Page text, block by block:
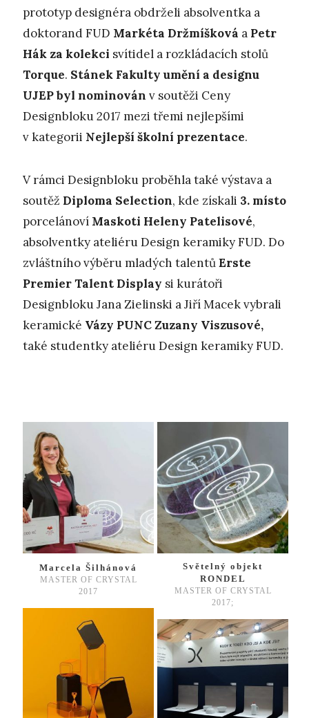
prototyp designéra obdrželi absolventka a
doktorand FUD Markéta Držmíšková a Petr
Hák za kolekci svítidel a rozkládacích stolů
Torque. Stánek Fakulty umění a designu
UJEP byl nominován v soutěži Ceny
Designbloku 2017 mezi třemi nejlepšími
v kategorii Nejlepší školní prezentace.
V rámci Designbloku proběhla také výstava a
soutěž Diploma Selection, kde získali 3. místo
porcelánoví Maskoti Heleny Patelisové,
absolventky ateliéru Design keramiky FUD. Do
zvláštního výběru mladých talentůErste
Premier Talent Display si kurátoři
Designbloku Jana Zielinski a Jiří Macek vybrali
keramické Vázy PUNC Zuzany Viszusové,
také studentky ateliéru Design keramiky FUD.
Marcela Šilhánová
MASTER OF CRYSTAL
2017
Světelný objekt
RONDEL
MASTER OF CRYSTAL
2017;